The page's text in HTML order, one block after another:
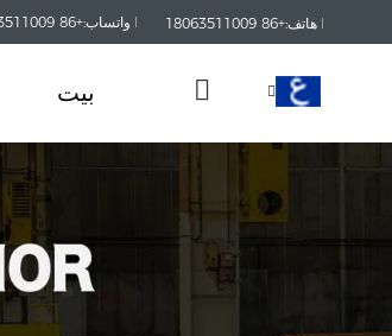
هاتف:+86 18063511009 واتساب:+86 18063511009
بيت